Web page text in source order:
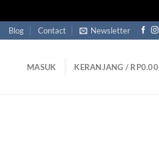
Blog Contact Newsletter
MASUK KERANJANG / RP0.00